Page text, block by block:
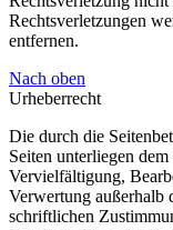
Rechtsverletzungen
entfernen.
Nach oben
Urheberrecht
Die durch die
Seiten unterliegen
Vervielfältigung,
Verwertung außerhalb
schriftlichen